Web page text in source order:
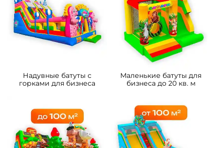
Надувные батуты с
горками для бизнеса
Маленькие батуты для
бизнеса до 20 кв. м